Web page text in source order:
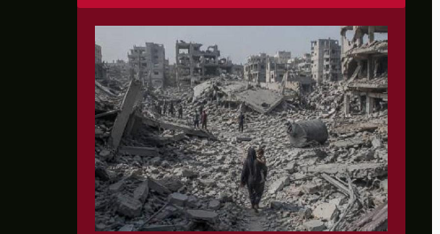
وقف النار